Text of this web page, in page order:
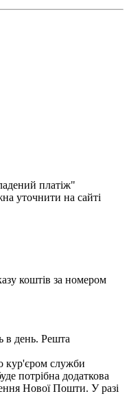
платіж"
уточнити на сайті
коштів за номером
в день. Решта
кур'єром служби
потрібна додаткова
Нової Пошти. У разі